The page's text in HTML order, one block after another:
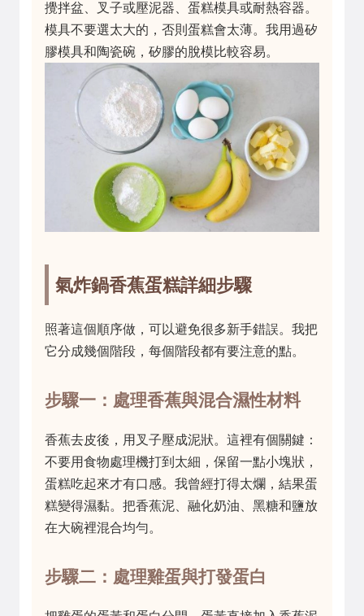
攪拌盆、叉子或壓泥器、蛋糕模具或耐熱容器。
模具不要選太大的，否則蛋糕會太薄。我用過矽
膠模具和陶瓷碗，矽膠的脫模比較容易。
氣炸鍋香蕉蛋糕詳細步驟
照著這個順序做，可以避免很多新手錯誤。我把
它分成幾個階段，每個階段都有要注意的點。
步驟一：處理香蕉與混合濕性材料
香蕉去皮後，用叉子壓成泥狀。這裡有個關鍵：
不要用食物處理機打到太細，保留一點小塊狀，
蛋糕吃起來才有口感。我曾經打得太爛，結果蛋
糕變得濕黏。把香蕉泥、融化奶油、黑糖和鹽放
在大碗裡混合均勻。
步驟二：處理雞蛋與打發蛋白